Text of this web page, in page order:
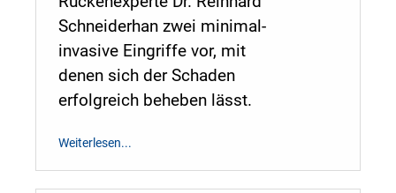
Schneiderhan zwei minimal-
invasive Eingriffe vor, mit
denen sich der Schaden
erfolgreich beheben lässt.
Weiterlesen...